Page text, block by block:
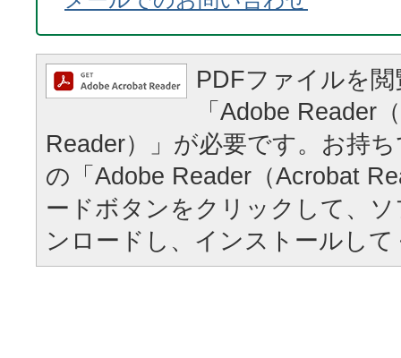
PDFファイルを
「Adobe Reader
Reader）」が必要です。お持
の「Adobe Reader（Acrobat
ードボタンをクリックして、
ンロードし、インストールし